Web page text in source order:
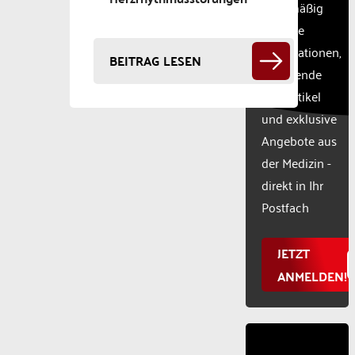
BEITRAG LESEN
to add
content
to the
list of
used.
Powered
Consent
regelmäßig
aktuelle
Informationen,
spannende
Fachartikel
und exklusive
Angebote aus
der Medizin -
direkt in Ihr
Postfach
JETZT
ANMELDEN!